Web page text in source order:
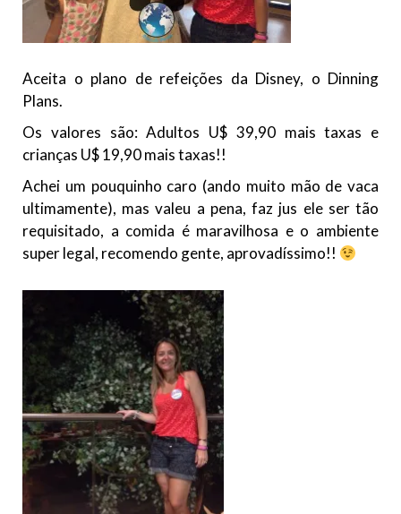
Aceita o plano de refeições da Disney, o Dinning
Plans.
Os valores são: Adultos U$ 39,90 mais taxas e
crianças U$ 19,90 mais taxas!!
Achei um pouquinho caro (ando muito mão de vaca
ultimamente), mas valeu a pena, faz jus ele ser tão
requisitado, a comida é maravilhosa e o ambiente
super legal, recomendo gente, aprovadíssimo!!